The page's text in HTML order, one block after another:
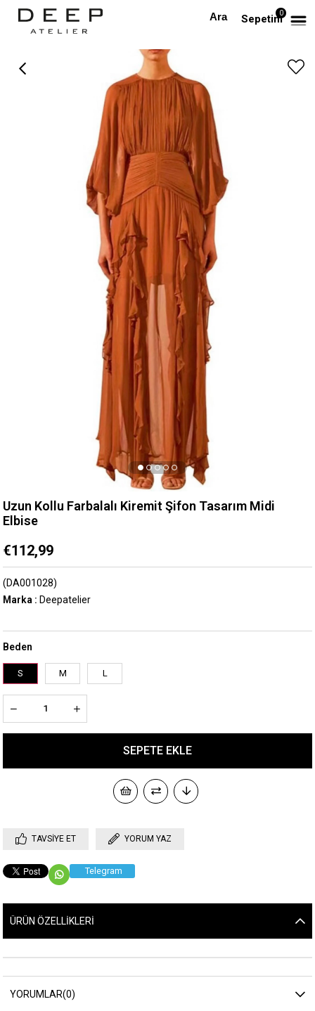
Sepetim0
Anasayfa TÜM ELBİSELER Uzun Kollu Farbalalı Kiremit Şifon Tasarım Midi Elbise
Uzun Kollu Farbalalı Kiremit Şifon Tasarım Midi
Elbise
€112,99
(DA001028)
Marka : Deepatelier
Beden
S M L
TAVSIYE ET YORUM YAZ
Telegram
ÜRÜN ÖZELLIKLERI
YORUMLAR(0)